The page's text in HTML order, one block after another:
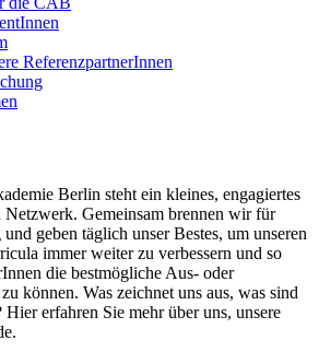
ReferenzpartnerInnen
Berlin steht ein kleines, engagiertes
Netzwerk. Gemeinsam brennen wir für
geben täglich unser Bestes, um unseren
immer weiter zu verbessern und so
die bestmögliche Aus- oder
können. Was zeichnet uns aus, was sind
Hier erfahren Sie mehr über uns, unsere